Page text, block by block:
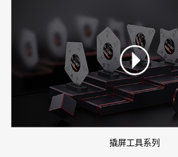
撬屏工具系列